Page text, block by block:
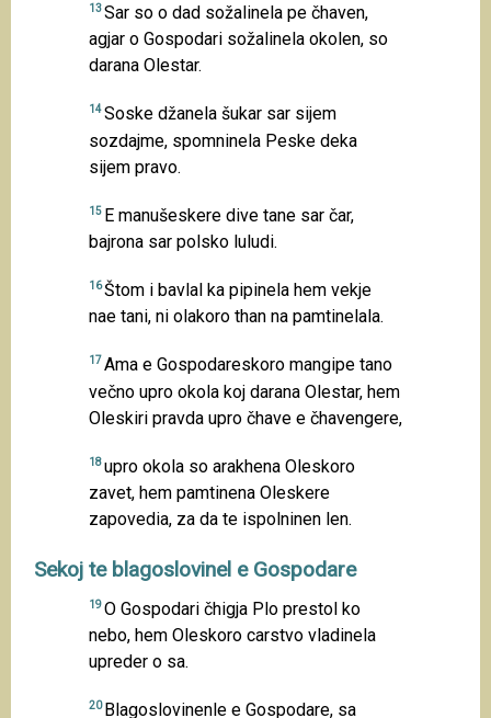
13Sar so o dad sožalinela pe čhaven,
agjar o Gospodari sožalinela okolen, so
darana Olestar.
14Soske džanela šukar sar sijem
sozdajme, spomninela Peske deka
sijem pravo.
15 E manušeskere dive tane sar čar,
bajrona sar polsko luludi.
16Štom i bavlal ka pipinela hem vekje
nae tani, ni olakoro than na pamtinelala.
17Ama e Gospodareskoro mangipe tano
večno upro okola koj darana Olestar, hem
Oleskiri pravda upro čhave e čhavengere,
18upro okola so arakhena Oleskoro
zavet, hem pamtinena Oleskere
zapovedia, za da te ispolninen len.
Sekoj te blagoslovinel e Gospodare
19O Gospodari čhigja Plo prestol ko
nebo, hem Oleskoro carstvo vladinela
upreder o sa.
20 Blagoslovinenle e Gospodare, sa